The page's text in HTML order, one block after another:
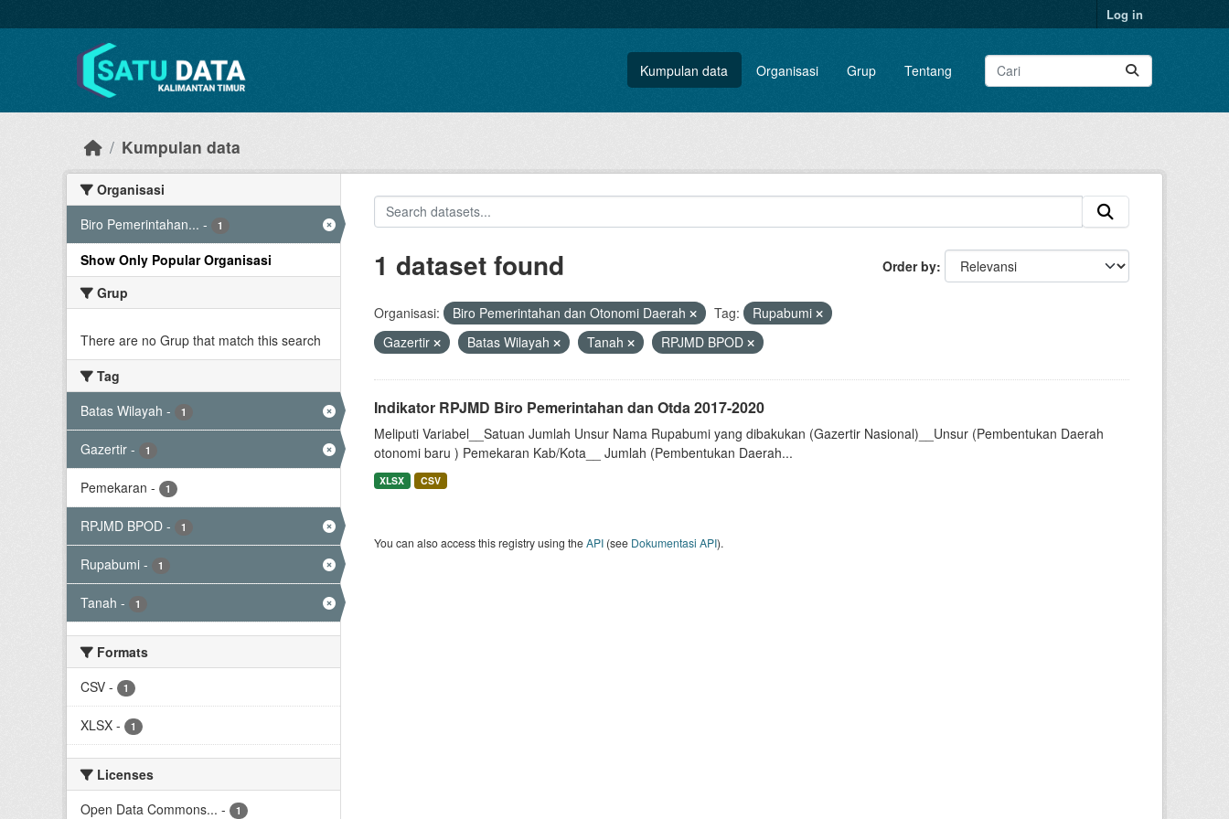
Log in
Kumpulan data Organisasi Grup Tentang
Kumpulan data
Organisasi
Biro Pemerintahan... - 1
Show Only Popular Organisasi
Grup
There are no Grup that match this search
Tag
Batas Wilayah - 1
Gazertir - 1
Pemekaran - 1
RPJMD BPOD - 1
Rupabumi - 1
Tanah - 1
Formats
CSV - 1
XLSX - 1
Licenses
Open Data Commons... - 1
Order by
1 dataset found
Organisasi: Biro Pemerintahan dan Otonomi Daerah Tag:
Rupabumi
Gazertir
Batas Wilayah Tanah RPJMD BPOD
Indikator RPJMD Biro Pemerintahan dan Otda 2017-2020
Meliputi Variabel__Satuan Jumlah Unsur Nama Rupabumi yang dibakukan (Gazertir Nasional)__Unsur (Pembentukan Daerah
otonomi baru ) Pemekaran Kab/Kota__ Jumlah (Pembentukan Daerah...
XLSX CSV
You can also access this registry using theAPI(see Dokumentasi API).